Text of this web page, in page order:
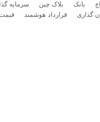
بانک بلاک چین سرمایه
گذاری قرارداد هوشمند